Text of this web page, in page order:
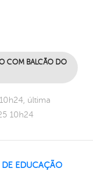
COM BALCÃO DO
última
10h24
DE EDUCAÇÃO